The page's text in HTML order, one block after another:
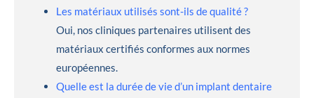
Les matériaux utilisés sont-ils de qualité ?
Oui, nos cliniques partenaires utilisent des
matériaux certifiés conformes aux normes
européennes.
Quelle est la durée de vie d’un implant dentaire